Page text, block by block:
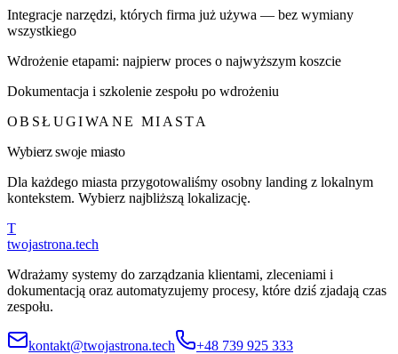
Integracje narzędzi, których firma już używa — bez wymiany
wszystkiego
Wdrożenie etapami: najpierw proces o najwyższym koszcie
Dokumentacja i szkolenie zespołu po wdrożeniu
OBSŁUGIWANE MIASTA
Wybierz swoje miasto
Dla każdego miasta przygotowaliśmy osobny landing z lokalnym
kontekstem. Wybierz najbliższą lokalizację.
T
twojastrona.tech
Wdrażamy systemy do zarządzania klientami, zleceniami i
dokumentacją oraz automatyzujemy procesy, które dziś zjadają czas
zespołu.
kontakt@twojastrona.tech
+48 739 925 333